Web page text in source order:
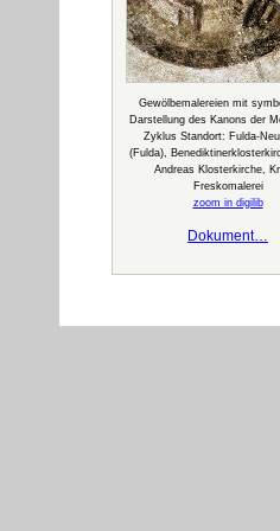
Gewölbemalereien mit
Darstellung des Kanons der
Zyklus Standort: Fulda-
(Fulda),
Andreas Klosterkirche,
Freskomalerei
zoom in digilib
Dokument…